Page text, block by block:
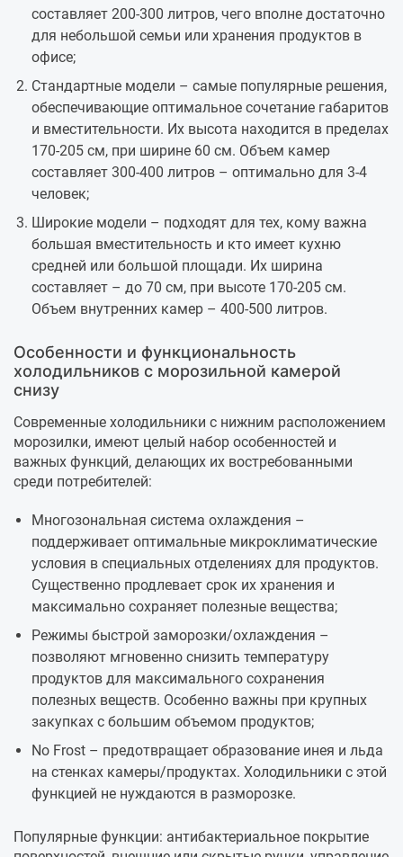
составляет 200-300 литров, чего вполне достаточно
для небольшой семьи или хранения продуктов в
офисе;
Стандартные модели – самые популярные решения,
обеспечивающие оптимальное сочетание габаритов
и вместительности. Их высота находится в пределах
170-205 см, при ширине 60 см. Объем камер
составляет 300-400 литров – оптимально для 3-4
человек;
Широкие модели – подходят для тех, кому важна
большая вместительность и кто имеет кухню
средней или большой площади. Их ширина
составляет – до 70 см, при высоте 170-205 см.
Объем внутренних камер – 400-500 литров.
Особенности и функциональность
холодильников с морозильной камерой
снизу
Современные холодильники с нижним расположением
морозилки, имеют целый набор особенностей и
важных функций, делающих их востребованными
среди потребителей:
Многозональная система охлаждения –
поддерживает оптимальные микроклиматические
условия в специальных отделениях для продуктов.
Существенно продлевает срок их хранения и
максимально сохраняет полезные вещества;
Режимы быстрой заморозки/охлаждения –
позволяют мгновенно снизить температуру
продуктов для максимального сохранения
полезных веществ. Особенно важны при крупных
закупках с большим объемом продуктов;
No Frost – предотвращает образование инея и льда
на стенках камеры/продуктах. Холодильники с этой
функцией не нуждаются в разморозке.
Популярные функции: антибактериальное покрытие